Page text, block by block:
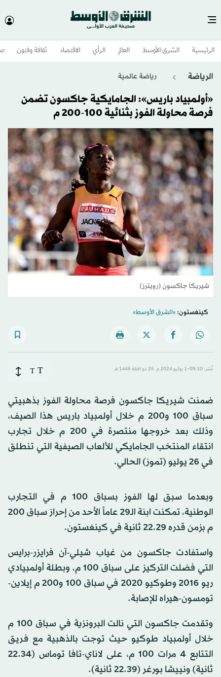
الرئيسية الشرق الأوسط​ العالم الرأي الاقتصاد ثقافة وفنون
الرياضة رياضة عالمية
«أولمبياد باريس»: الجامايكية جاكسون تضمن
فرصة محاولة الفوز بثنائية 100-200 م
شيريكا جاكسون (رويترز)
كينغستون:«الشرق الأوسط»
نُشر: 09:10-1 يوليو 2024 م ـ 25 ذو الحِجّة 1445 هـ T
T
ضمنت شيريكا جاكسون فرصة محاولة الفوز بذهبيتي
سباق 100 و200 م خلال أولمبياد باريس هذا الصيف،
وذلك بعد خروجها منتصرة في 200 م خلال تجارب
انتقاء المنتخب الجامايكي للألعاب الصيفية التي تنطلق
في 26 يوليو (تموز) الحالي.
وبعدما سبق لها الفوز بسباق 100 م في التجارب
الوطنية، تمكنت ابنة الـ29 عاماً الأحد من إحراز سباق 200
م بزمن قدره 22.29 ثانية في كينغستون.
واستفادت جاكسون من غياب شيلي-آن فرايزر-برايس
التي فضلت التركيز على سباق 100 م، وبطلة أولمبيادي
ريو 2016 وطوكيو 2020 في سباق 100 و200 م إيلاين-
تومسون-هيراه للإصابة.
وتقدمت جاكسون التي نالت البرونزية في سباق 100 م
خلال أولمبياد طوكيو حيث توجت بالذهبية مع فريق
التتابع 4 مرات 100 م، على لاناي-تافا توماس (22.34
ثانية) ونييشا بورغر (22.39 ثانية).